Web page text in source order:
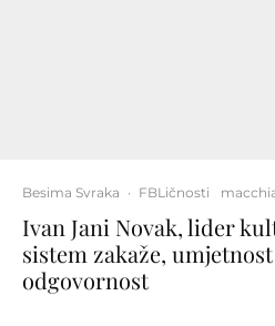
Besima Svraka · FBLičnosti
Ivan Jani Novak, lider
sistem zakaže,
odgovornost